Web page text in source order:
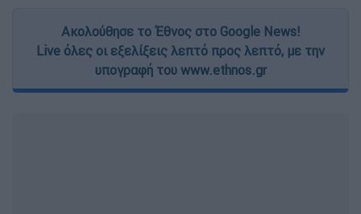
Ακολούθησε το Έθνος στο Google News!
Live όλες οι εξελίξεις λεπτό προς λεπτό, με την
υπογραφή του www.ethnos.gr